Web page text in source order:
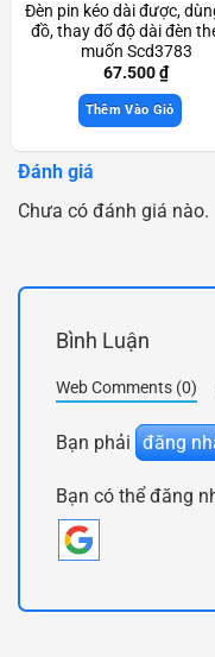
Đèn pin kéo dài được,
đồ, thay đổ độ dài đèn
muốn Scd3783
67.500₫
Thêm Vào Giỏ
Đánh giá
Chưa có đánh giá nào.
Bình Luận
Web Comments (0)
Bạn phải đăng
Bạn có thể đăng